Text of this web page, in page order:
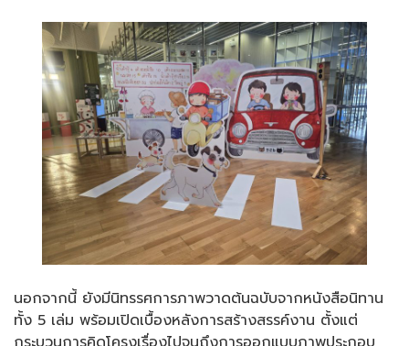
นอกจากนี้ ยังมีนิทรรศการภาพวาดต้นฉบับจากหนังสือนิทาน
ทั้ง 5 เล่ม พร้อมเปิดเบื้องหลังการสร้างสรรค์งาน ตั้งแต่